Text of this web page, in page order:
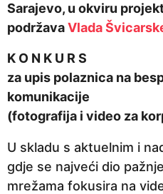
p
r
j
e
5
g
i
Sarajevo, u okviru
podržavaVlada
K O N K U R S
za upis polaznica na
komunikacije
(fotografija i video za
U skladu s aktuelnim i
gdje se najveći dio
mrežama fokusira na